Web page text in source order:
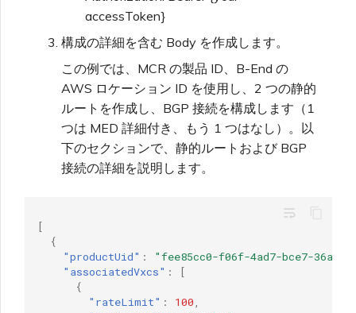
accessToken}
構成の詳細を含む Body を作成します。
この例では、MCR の製品 ID、B-End の
AWS ロケーション ID を使用し、2 つの静的
ルートを作成し、BGP 接続を構成します（1
つは MED 詳細付き、もう 1 つはなし）。以
下のセクションで、静的ルートおよび BGP
接続の詳細を説明します。
wrap_text
[
{
"productUid" :
"fee85cc0-f06f-4ad7-bce7-
"associatedVxcs" :
[
{
"rateLimit" : 100,